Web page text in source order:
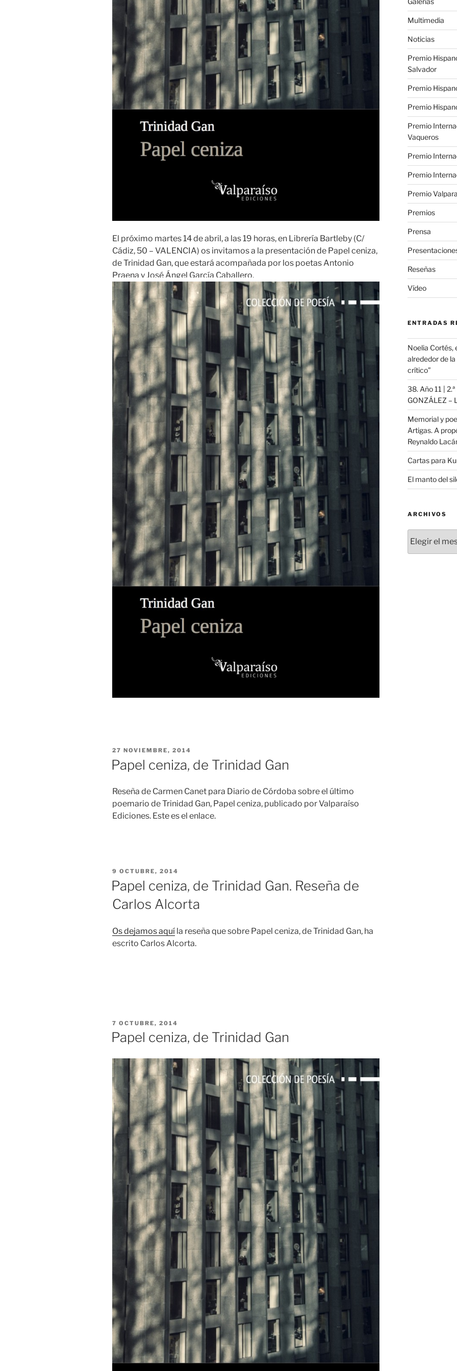
El próximo martes 14 de abril, a las 19 horas, en Librería Bartleby (C/
Cádiz, 50 – VALENCIA) os invitamos a la presentación de Papel ceniza,
de Trinidad Gan, que estará acompañada por los poetas Antonio
Praena y José Ángel García Caballero.
PUBLICADO
EL
27 NOVIEMBRE, 2014
Papel ceniza, de Trinidad Gan
Reseña de Carmen Canet para Diario de Córdoba sobre el último
poemario de Trinidad Gan, Papel ceniza, publicado por Valparaíso
Ediciones. Este es el enlace.
PUBLICADO
EL
9 OCTUBRE, 2014
Papel ceniza, de Trinidad Gan. Reseña de
Carlos Alcorta
Os dejamos aquí la reseña que sobre Papel ceniza, de Trinidad Gan, ha
escrito Carlos Alcorta.
PUBLICADO
EL
7 OCTUBRE, 2014
Papel ceniza, de Trinidad Gan
Multimedia
Noticias
Premio
Salvador
Premio
Premio
Premio
Vaqueros
Premio
Premio
Premio
Premios
Prensa
Reseñas
Vídeo
ENTRADAS
Noelia Cortés,
alrededor de
crítico”
38. Año 11 |
GONZÁLEZ –
Memorial y
Artigas. A
Reynaldo
Cartas para
El manto del
ARCHIVOS